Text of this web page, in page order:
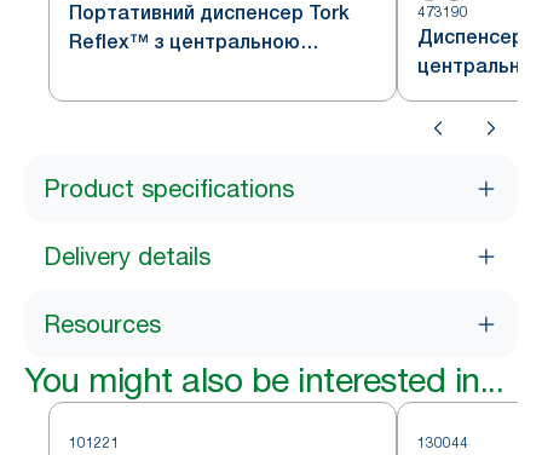
Портативний диспенсер Tork
Reflex™ з центральною
473190
Диспенсер
Reflex™
Product specifications
Delivery details
Resources
You might also be interested in...
101221 130044